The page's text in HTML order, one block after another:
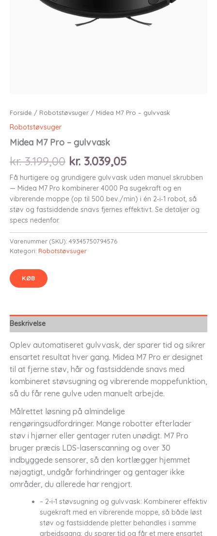
Forside / Robotstøvsuger / Midea M7 Pro – gulvvask
Robotstøvsuger
Midea M7 Pro – gulvvask
kr.3.199,00 Den
oprindelige
pris
var:
kr. 3.199,00.
kr. 3.039,05Den
aktuelle
pris
er:
kr. 3.039,05.
Få hurtigere og grundigere gulvvask uden manuel skrubben
— Midea M7 Pro kombinerer 4000 Pa sugekraft og en
vibrerende moppe (op til 500 bev./min) i én 2‑i‑1 robot, så
støv og fastsiddende snavs fjernes effektivt. Se detaljer og
specs nedenfor.
Varenummer (SKU): 49345750794576
Kategori: Robotstøvsuger
KØB
Beskrivelse
Oplev automatiseret gulvvask, der sparer tid og sikrer
ensartet resultat hver gang. Midea M7 Pro er designet
til at fjerne støv, hår og fastsiddende snavs med
kombineret støvsugning og vibrerende moppefunktion,
så du får rene gulve uden manuelt arbejde.
Målrettet løsning på almindelige
rengøringsudfordringer. Mange robotter efterlader
støv i hjørner eller gentager ruten unødigt. M7 Pro
bruger præcis LDS-laserscanning og over 30
indbyggede sensorer, så den kortlægger hjemmet
nøjagtigt, undgår forhindringer og gentager ikke
områder, du allerede har rengjort.
– 2-i-1 støvsugning og gulvvask: Kombinerer effektiv
sugekraft med en vibrerende moppe, så både løst
støv og fastsiddende pletter behandles i samme
arbejdsgang; du sparer tid og får et mere ensartet